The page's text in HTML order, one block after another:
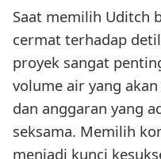
Saat memilih Uditch
cermat terhadap
proyek sangat
volume air yang
dan anggaran yang
seksama. Memilih
menjadi kunci